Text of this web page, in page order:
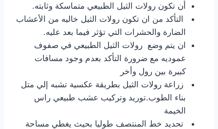
أن تكون رولات الثيل الطبيعي متماسكة وثابته.
التأكد من ان تكون رولات الثيل خاليه من الأعشاب
الضارة والحشرات التي تؤثر فيما بعد عليه.
ان يتم وضع رولات الثيل الطبيعي في صفوف
عموديه مع ضرورة التأكد بعدم وجود مسافات
كبيرة بين رول وأخر
زراعة رولات الثيل بطريقة عكسية تشبه إلي متل
بناء الطوب.توريد وتركيب عشب طبيعي راس
الخيمة
تحديد خط المنتصف طوليا بحيث يغطي مساحة